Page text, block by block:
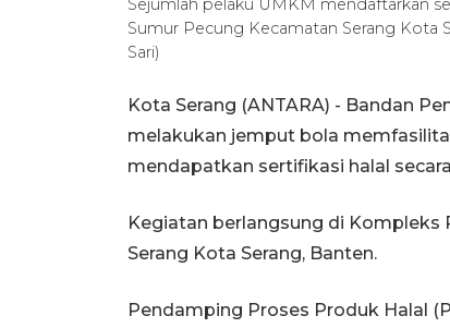
Sejumlah pelaku UMKM mendaftarkan
Sumur Pecung Kecamatan Serang Kota
Sari)
Kota Serang (ANTARA) - Bandan
melakukan jemput bola
mendapatkan sertifikasi halal
Kegiatan berlangsung di Kompleks
Serang Kota Serang, Banten.
Pendamping Proses Produk Halal